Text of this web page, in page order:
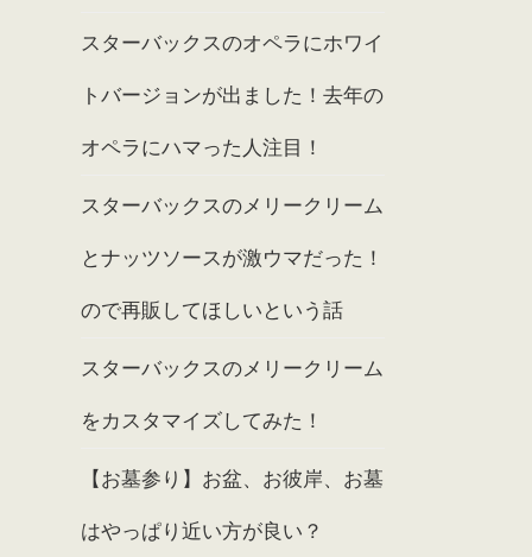
スターバックスのオペラにホワイ
トバージョンが出ました！去年の
オペラにハマった人注目！
スターバックスのメリークリーム
とナッツソースが激ウマだった！
ので再販してほしいという話
スターバックスのメリークリーム
をカスタマイズしてみた！
【お墓参り】お盆、お彼岸、お墓
はやっぱり近い方が良い？